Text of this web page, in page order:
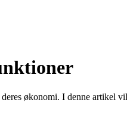
økonomi. I denne artikel